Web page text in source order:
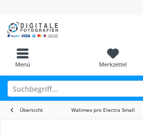
Menü Merkzettel
Übersicht Walimex pro Electra Small